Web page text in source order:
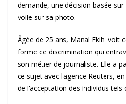
demande, une décision basée sur
voile sur sa photo.
Âgée de 25 ans, Manal Fkihi voit
forme de discrimination qui
son métier de journaliste. Elle a
ce sujet avec l’agence Reuters,
de l’acceptation des individus tels